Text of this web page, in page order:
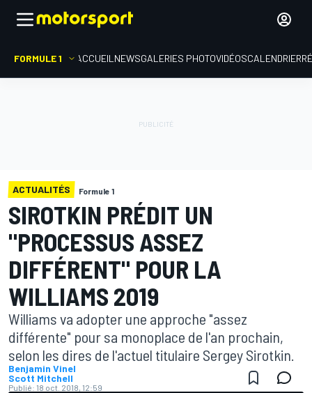
FORMULE 1 ACCUEIL NEWSGALERIES PHOTOVIDÉOSCALENDRIER
ACTUALITÉS Formule 1
SIROTKIN PRÉDIT UN
"PROCESSUS ASSEZ
DIFFÉRENT" POUR LA
WILLIAMS 2019
Williams va adopter une approche "assez
différente" pour sa monoplace de l'an prochain,
selon les dires de l'actuel titulaire Sergey Sirotkin.
Benjamin Vinel
Scott Mitchell
Publié: 18 oct. 2018, 12:59